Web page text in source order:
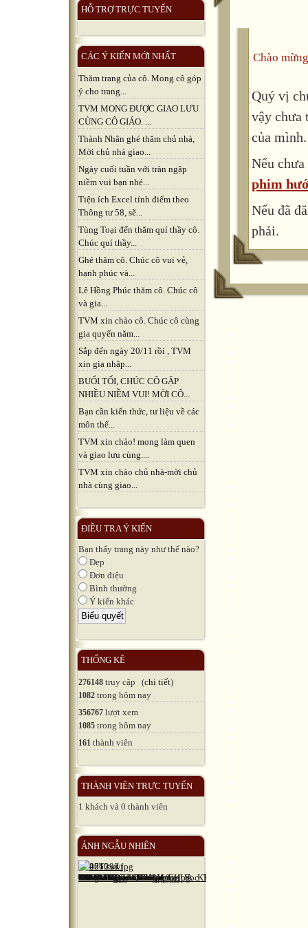
HỖ TRỢ TRỰC TUYẾN
CÁC Ý KIẾN MỚI NHẤT
Thăm trang của cô. Mong cô góp
ý cho trang...
TVM MONG ĐƯỢC GIAO LƯU
CÙNG CÔ GIÁO. ...
Thành Nhân ghé thăm chủ nhà,
Mời chủ nhà giao...
Ngày cuối tuần với tràn ngập
niềm vui bạn nhé...
Tiện ích Excel tính điểm theo
Thông tư 58, sẽ...
Tùng Toại đến thăm quí thầy cô.
Chúc quí thầy...
Ghé thăm cô. Chúc cô vui vẻ,
hạnh phúc và...
Lê Hồng Phúc thăm cô. Chúc cô
và gia...
TVM xin chào cô. Chúc cô cùng
gia quyến năm...
Sắp đến ngày 20/11 rồi , TVM
xin gia nhập...
BUỔI TỐI, CHÚC CÔ GẶP
NHIỀU NIỀM VUI! MỜI CÔ...
Bạn cần kiến thức, tư liệu về các
môn thể...
TVM xin chào! mong làm quen
và giao lưu cùng....
TVM xin chào chủ nhà-mời chủ
nhà cùng giao...
ĐIỀU TRA Ý KIẾN
Bạn thấy trang này như thế nào?
Đẹp
Đơn điệu
Bình thường
Ý kiến khác
THỐNG KÊ
276148 truy cập (chi tiết)
1082 trong hôm nay
356767 lượt xem
1085 trong hôm nay
161 thành viên
THÀNH VIÊN TRỰC TUYẾN
1 khách và 0 thành viên
ẢNH NGẪU NHIÊN
Chào
Quý vị
vậy chưa
của mình.
Nếu
phim
Nếu đã
phải.